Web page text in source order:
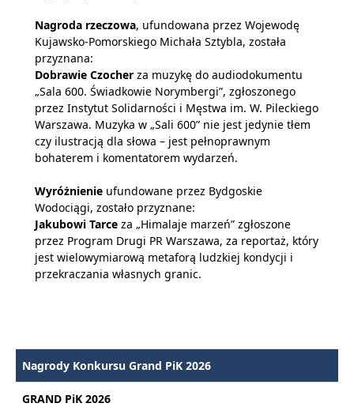
Nagroda rzeczowa, ufundowana przez Wojewodę
Kujawsko-Pomorskiego Michała Sztybla, została
przyznana:
Dobrawie Czocher za muzykę do audiodokumentu
„Sala 600. Świadkowie Norymbergi”, zgłoszonego
przez Instytut Solidarności i Męstwa im. W. Pileckiego
Warszawa. Muzyka w „Sali 600” nie jest jedynie tłem
czy ilustracją dla słowa – jest pełnoprawnym
bohaterem i komentatorem wydarzeń.
Wyróżnienie ufundowane przez Bydgoskie
Wodociągi, zostało przyznane:
Jakubowi Tarce za „Himalaje marzeń” zgłoszone
przez Program Drugi PR Warszawa, za reportaż, który
jest wielowymiarową metaforą ludzkiej kondycji i
przekraczania własnych granic.
Nagrody Konkursu Grand PiK 2026
GRAND PiK 2026